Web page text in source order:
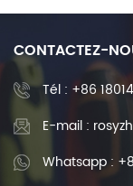
2000mm
CONTACTEZ-
Tél : +86
E-mail :
Whatsapp :